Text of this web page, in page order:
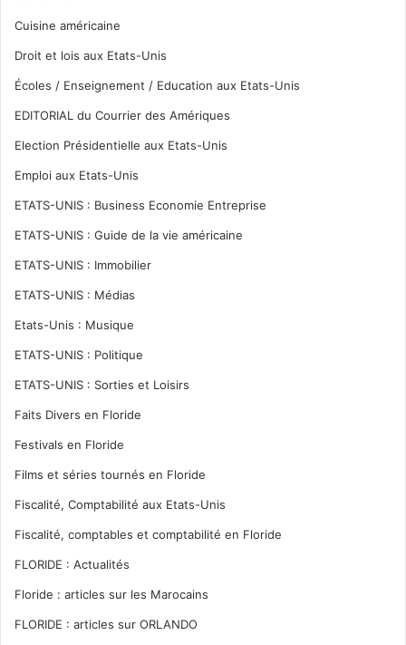
Cuisine américaine
Droit et lois aux Etats-Unis
Écoles / Enseignement / Education aux Etats-Unis
EDITORIAL du Courrier des Amériques
Election Présidentielle aux Etats-Unis
Emploi aux Etats-Unis
ETATS-UNIS : Business Economie Entreprise
ETATS-UNIS : Guide de la vie américaine
ETATS-UNIS : Immobilier
ETATS-UNIS : Médias
Etats-Unis : Musique
ETATS-UNIS : Politique
ETATS-UNIS : Sorties et Loisirs
Faits Divers en Floride
Festivals en Floride
Films et séries tournés en Floride
Fiscalité, Comptabilité aux Etats-Unis
Fiscalité, comptables et comptabilité en Floride
FLORIDE : Actualités
Floride : articles sur les Marocains
FLORIDE : articles sur ORLANDO